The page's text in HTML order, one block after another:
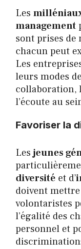
Les
management
sont prises de
chacun peut
Les
leurs modes
collaboration,
l’écoute au
Favoriser la
Lesjeunes
diversité et d’
doivent
volontaristes
l’égalité des
personnel et